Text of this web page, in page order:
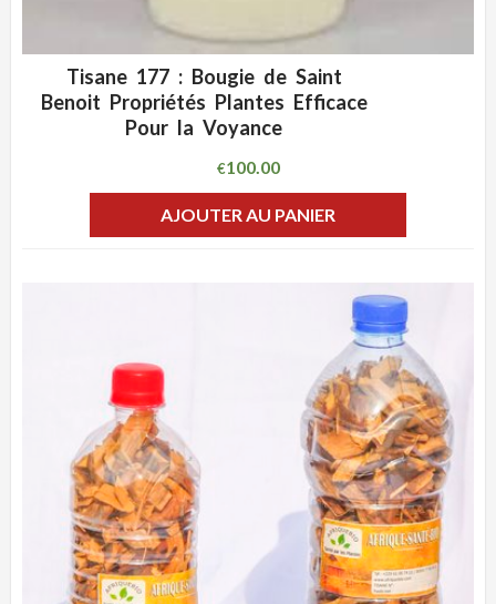
ADD WISHLIST
Tisane 177 : Bougie de Saint
Benoit Propriétés Plantes Efficace
Pour la Voyance
€100.00
AJOUTER AU PANIER